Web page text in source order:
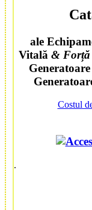
ale
Vitală &
Costul
.